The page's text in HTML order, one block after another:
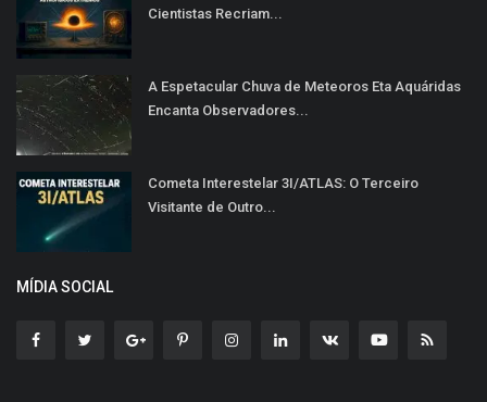
Cientistas Recriam...
A Espetacular Chuva de Meteoros Eta Aquáridas
Encanta Observadores...
Cometa Interestelar 3I/ATLAS: O Terceiro
Visitante de Outro...
MÍDIA SOCIAL